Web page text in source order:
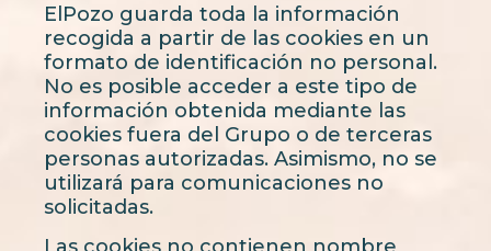
ElPozo guarda toda la información
recogida a partir de las cookies en un
formato de identificación no personal.
No es posible acceder a este tipo de
información obtenida mediante las
cookies fuera del Grupo o de terceras
personas autorizadas. Asimismo, no se
utilizará para comunicaciones no
solicitadas.